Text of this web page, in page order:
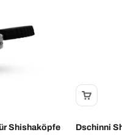
Shishaköpfe
Dschinni